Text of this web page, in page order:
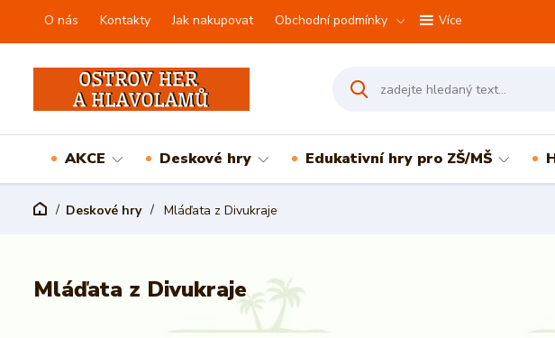
O nás Kontakty Jak nakupovat Obchodní podmínky Více
AKCE Deskové hry Edukativní hry pro ZŠ/MŠ
Deskové hry Mláďata z Divukraje
Mláďata z Divukraje